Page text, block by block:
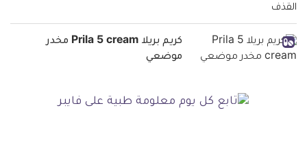
كريم بريلا Prila 5 cream مخدر
موضعي